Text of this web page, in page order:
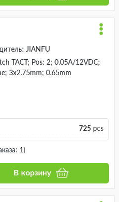
JIANFU
TACT; Pos: 2; 0.05A/12VDC;
3x2.75mm; 0.65mm
725pcs
1)
В корзину